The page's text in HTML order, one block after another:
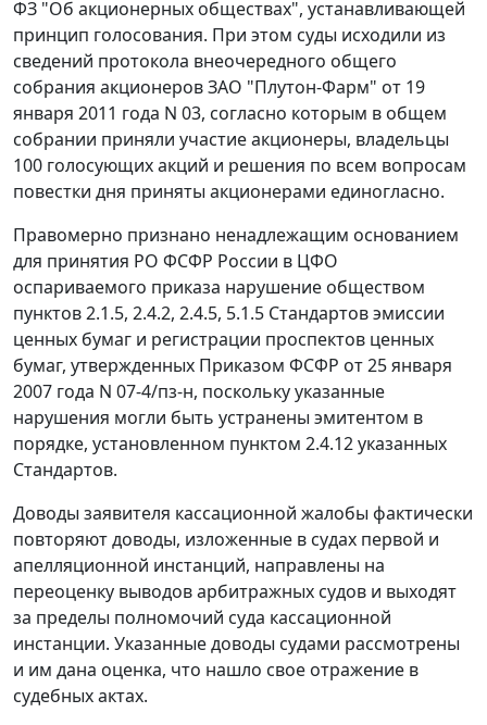
ФЗ "Об акционерных обществах", устанавливающей
принцип голосования. При этом суды исходили из
сведений протокола внеочередного общего
собрания акционеров ЗАО "Плутон-Фарм" от 19
января 2011 года N 03, согласно которым в общем
собрании приняли участие акционеры, владельцы
100 голосующих акций и решения по всем вопросам
повестки дня приняты акционерами единогласно.
Правомерно признано ненадлежащим основанием
для принятия РО ФСФР России в ЦФО
оспариваемого приказа нарушение обществом
пунктов 2.1.5, 2.4.2, 2.4.5, 5.1.5 Стандартов эмиссии
ценных бумаг и регистрации проспектов ценных
бумаг, утвержденных Приказом ФСФР от 25 января
2007 года N 07-4/пз-н, поскольку указанные
нарушения могли быть устранены эмитентом в
порядке, установленном пунктом 2.4.12 указанных
Стандартов.
Доводы заявителя кассационной жалобы фактически
повторяют доводы, изложенные в судах первой и
апелляционной инстанций, направлены на
переоценку выводов арбитражных судов и выходят
за пределы полномочий суда кассационной
инстанции. Указанные доводы судами рассмотрены
и им дана оценка, что нашло свое отражение в
судебных актах.